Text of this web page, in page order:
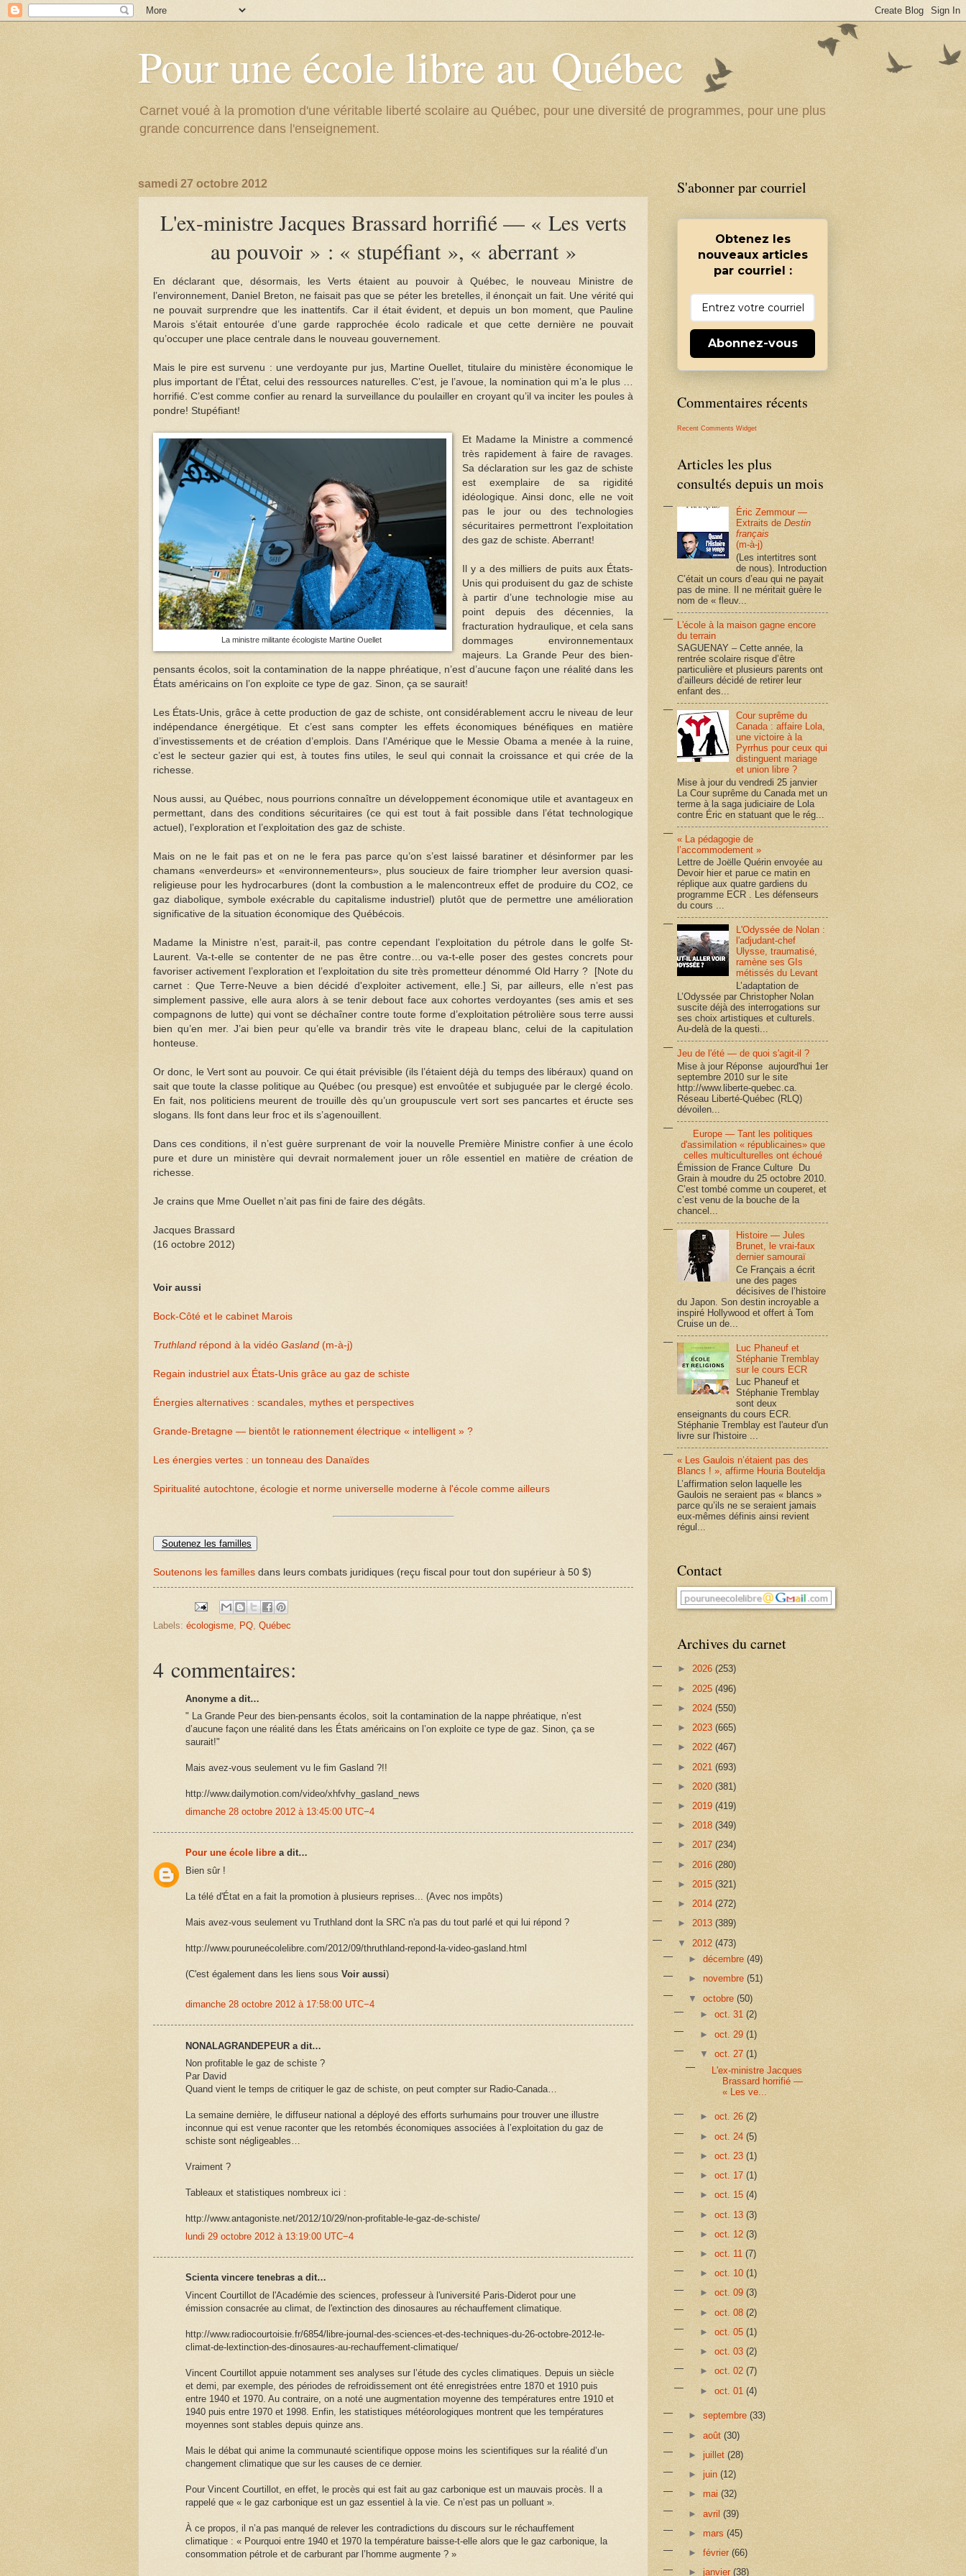
Pour une école libre au Québec
Carnet voué à la promotion d'une véritable liberté scolaire au Québec, pour une diversité de programmes, pour une plus
grande concurrence dans l'enseignement.
samedi 27 octobre 2012
L'ex-ministre Jacques Brassard horrifié — « Les verts
au pouvoir » : « stupéfiant », « aberrant »
En déclarant que, désormais, les Verts étaient au pouvoir à Québec, le nouveau Ministre de
l’environnement, Daniel Breton, ne faisait pas que se péter les bretelles, il énonçait un fait. Une vérité qui
ne pouvait surprendre que les inattentifs. Car il était évident, et depuis un bon moment, que Pauline
Marois s’était entourée d’une garde rapprochée écolo radicale et que cette dernière ne pouvait
qu’occuper une place centrale dans le nouveau gouvernement.
Mais le pire est survenu : une verdoyante pur jus, Martine Ouellet, titulaire du ministère économique le
plus important de l’État, celui des ressources naturelles. C’est, je l’avoue, la nomination qui m’a le plus …
horrifié. C’est comme confier au renard la surveillance du poulailler en croyant qu’il va inciter les poules à
pondre! Stupéfiant!
La ministre militante écologiste Martine Ouellet
Et Madame la Ministre a commencé
très rapidement à faire de ravages.
Sa déclaration sur les gaz de schiste
est exemplaire de sa rigidité
idéologique. Ainsi donc, elle ne voit
pas le jour ou des technologies
sécuritaires permettront l’exploitation
des gaz de schiste. Aberrant!
Il y a des milliers de puits aux États-
Unis qui produisent du gaz de schiste
à partir d’une technologie mise au
point depuis des décennies, la
fracturation hydraulique, et cela sans
dommages environnementaux
majeurs. La Grande Peur des bien-
pensants écolos, soit la contamination de la nappe phréatique, n’est d’aucune façon une réalité dans les
États américains on l’on exploite ce type de gaz. Sinon, ça se saurait!
Les États-Unis, grâce à cette production de gaz de schiste, ont considérablement accru le niveau de leur
indépendance énergétique. Et c’est sans compter les effets économiques bénéfiques en matière
d’investissements et de création d’emplois. Dans l’Amérique que le Messie Obama a menée à la ruine,
c’est le secteur gazier qui est, à toutes fins utiles, le seul qui connait la croissance et qui crée de la
richesse.
Nous aussi, au Québec, nous pourrions connaître un développement économique utile et avantageux en
permettant, dans des conditions sécuritaires (ce qui est tout à fait possible dans l’état technologique
actuel), l’exploration et l’exploitation des gaz de schiste.
Mais on ne le fait pas et on ne le fera pas parce qu’on s’est laissé baratiner et désinformer par les
chamans «enverdeurs» et «environnementeurs», plus soucieux de faire triompher leur aversion quasi-
religieuse pour les hydrocarbures (dont la combustion a le malencontreux effet de produire du CO2, ce
gaz diabolique, symbole exécrable du capitalisme industriel) plutôt que de permettre une amélioration
significative de la situation économique des Québécois.
Madame la Ministre n’est, parait-il, pas contre cependant l’exploitation du pétrole dans le golfe St-
Laurent. Va-t-elle se contenter de ne pas être contre…ou va-t-elle poser des gestes concrets pour
favoriser activement l’exploration et l’exploitation du site très prometteur dénommé Old Harry ? [Note du
carnet : Que Terre-Neuve a bien décidé d'exploiter activement, elle.] Si, par ailleurs, elle n’est pas
simplement passive, elle aura alors à se tenir debout face aux cohortes verdoyantes (ses amis et ses
compagnons de lutte) qui vont se déchaîner contre toute forme d’exploitation pétrolière sous terre aussi
bien qu’en mer. J’ai bien peur qu’elle va brandir très vite le drapeau blanc, celui de la capitulation
honteuse.
Or donc, le Vert sont au pouvoir. Ce qui était prévisible (ils l’étaient déjà du temps des libéraux) quand on
sait que toute la classe politique au Québec (ou presque) est envoûtée et subjuguée par le clergé écolo.
En fait, nos politiciens meurent de trouille dès qu’un groupuscule vert sort ses pancartes et éructe ses
slogans. Ils font dans leur froc et ils s’agenouillent.
Dans ces conditions, il n’est guère surprenant de voir la nouvelle Première Ministre confier à une écolo
pure et dure un ministère qui devrait normalement jouer un rôle essentiel en matière de création de
richesse.
Je crains que Mme Ouellet n’ait pas fini de faire des dégâts.
Jacques Brassard
(16 octobre 2012)
Voir aussi
Bock-Côté et le cabinet Marois
Truthland répond à la vidéo Gasland (m-à-j)
Regain industriel aux États-Unis grâce au gaz de schiste
Énergies alternatives : scandales, mythes et perspectives
Grande-Bretagne — bientôt le rationnement électrique « intelligent » ?
Les énergies vertes : un tonneau des Danaïdes
Spiritualité autochtone, écologie et norme universelle moderne à l'école comme ailleurs
Soutenez les familles
Soutenons les familles dans leurs combats juridiques (reçu fiscal pour tout don supérieur à 50 $)
Labels: écologisme PQ Québec
4 commentaires:
Anonyme a dit…
" La Grande Peur des bien-pensants écolos, soit la contamination de la nappe phréatique, n’est
d’aucune façon une réalité dans les États américains on l’on exploite ce type de gaz. Sinon, ça se
saurait!"
Mais avez-vous seulement vu le fim Gasland ?!!
http://www.dailymotion.com/video/xhfvhy_gasland_news
dimanche 28 octobre 2012 à 13:45:00 UTC−4
Pour une école libre a dit…
Bien sûr !
La télé d'État en a fait la promotion à plusieurs reprises... (Avec nos impôts)
Mais avez-vous seulement vu Truthland dont la SRC n'a pas du tout parlé et qui lui répond ?
http://www.pouruneécolelibre.com/2012/09/thruthland-repond-la-video-gasland.html
(C'est également dans les liens sous Voir aussi)
dimanche 28 octobre 2012 à 17:58:00 UTC−4
NONALAGRANDEPEUR a dit…
Non profitable le gaz de schiste ?
Par David
Quand vient le temps de critiquer le gaz de schiste, on peut compter sur Radio-Canada…
La semaine dernière, le diffuseur national a déployé des efforts surhumains pour trouver une illustre
inconnue qui est venue raconter que les retombés économiques associées à l’exploitation du gaz de
schiste sont négligeables…
Vraiment ?
Tableaux et statistiques nombreux ici :
http://www.antagoniste.net/2012/10/29/non-profitable-le-gaz-de-schiste/
lundi 29 octobre 2012 à 13:19:00 UTC−4
Scienta vincere tenebras a dit…
Vincent Courtillot de l'Académie des sciences, professeur à l'université Paris-Diderot pour une
émission consacrée au climat, de l'extinction des dinosaures au réchauffement climatique.
http://www.radiocourtoisie.fr/6854/libre-journal-des-sciences-et-des-techniques-du-26-octobre-2012-le-
climat-de-lextinction-des-dinosaures-au-rechauffement-climatique/
Vincent Courtillot appuie notamment ses analyses sur l’étude des cycles climatiques. Depuis un siècle
et demi, par exemple, des périodes de refroidissement ont été enregistrées entre 1870 et 1910 puis
entre 1940 et 1970. Au contraire, on a noté une augmentation moyenne des températures entre 1910 et
1940 puis entre 1970 et 1998. Enfin, les statistiques météorologiques montrent que les températures
moyennes sont stables depuis quinze ans.
Mais le débat qui anime la communauté scientifique oppose moins les scientifiques sur la réalité d’un
changement climatique que sur les causes de ce dernier.
Pour Vincent Courtillot, en effet, le procès qui est fait au gaz carbonique est un mauvais procès. Il a
rappelé que « le gaz carbonique est un gaz essentiel à la vie. Ce n’est pas un polluant ».
À ce propos, il n’a pas manqué de relever les contradictions du discours sur le réchauffement
climatique : « Pourquoi entre 1940 et 1970 la température baisse-t-elle alors que le gaz carbonique, la
consommation pétrole et de carburant par l’homme augmente ? »
S'abonner par courriel
Obtenez les
nouveaux articles
par courriel :
Abonnez-vous
Commentaires récents
Recent Comments Widget
Articles les plus
consultés depuis un mois
Éric Zemmour —
Extraits deDestin
français
(m-à-j)
(Les intertitres sont
de nous). Introduction
C’était un cours d’eau qui ne payait
pas de mine. Il ne méritait guère le
nom de « fleuv...
L'école à la maison gagne encore
du terrain
SAGUENAY – Cette année, la
rentrée scolaire risque d’être
particulière et plusieurs parents ont
d’ailleurs décidé de retirer leur
enfant des...
Cour suprême du
Canada : affaire Lola,
une victoire à la
Pyrrhus pour ceux qui
distinguent mariage
et union libre ?
Mise à jour du vendredi 25 janvier
La Cour suprême du Canada met un
terme à la saga judiciaire de Lola
contre Éric en statuant que le rég...
« La pédagogie de
l’accommodement »
Lettre de Joëlle Quérin envoyée au
Devoir hier et parue ce matin en
réplique aux quatre gardiens du
programme ECR . Les défenseurs
du cours ...
L'Odyssée de Nolan :
l'adjudant-chef
Ulysse, traumatisé,
ramène ses GIs
métissés du Levant
L’adaptation de
L’Odyssée par Christopher Nolan
suscite déjà des interrogations sur
ses choix artistiques et culturels.
Au-delà de la questi...
Jeu de l'été — de quoi s'agit-il ?
Mise à jour Réponse aujourd'hui 1er
septembre 2010 sur le site
http://www.liberte-quebec.ca.
Réseau Liberté-Québec (RLQ)
dévoilen...
Europe — Tant les politiques
d'assimilation « républicaines» que
celles multiculturelles ont échoué
Émission de France Culture Du
Grain à moudre du 25 octobre 2010.
C’est tombé comme un couperet, et
c’est venu de la bouche de la
chancel...
Histoire — Jules
Brunet, le vrai-faux
dernier samouraï
Ce Français a écrit
une des pages
décisives de l’histoire
du Japon. Son destin incroyable a
inspiré Hollywood et offert à Tom
Cruise un de...
Luc Phaneuf et
Stéphanie Tremblay
sur le cours ECR
Luc Phaneuf et
Stéphanie Tremblay
sont deux
enseignants du cours ECR.
Stéphanie Tremblay est l'auteur d'un
livre sur l'histoire ...
« Les Gaulois n’étaient pas des
Blancs ! », affirme Houria Bouteldja
L’affirmation selon laquelle les
Gaulois ne seraient pas « blancs »
parce qu’ils ne se seraient jamais
eux-mêmes définis ainsi revient
régul...
Contact
Archives du carnet
► 2026 (253)
► 2025 (496)
► 2024 (550)
► 2023 (665)
► 2022 (467)
► 2021 (693)
► 2020 (381)
► 2019 (419)
► 2018 (349)
► 2017 (234)
► 2016 (280)
► 2015 (321)
► 2014 (272)
► 2013 (389)
▼ 2012 (473)
►décembre(49)
►novembre(51)
▼octobre(50)
► oct. 31 (2)
► oct. 29 (1)
▼ oct. 27 (1)
L'ex-ministre Jacques
Brassard horrifié —
« Les ve...
► oct. 26 (2)
► oct. 24 (5)
► oct. 23 (1)
► oct. 17 (1)
► oct. 15 (4)
► oct. 13 (3)
► oct. 12 (3)
► oct. 11 (7)
► oct. 10 (1)
► oct. 09 (3)
► oct. 08 (2)
► oct. 05 (1)
► oct. 03 (2)
► oct. 02 (7)
► oct. 01 (4)
►septembre(33)
►août(30)
►juillet(28)
► juin(12)
► mai(32)
►avril(39)
►mars(45)
►février(66)
►janvier(38)